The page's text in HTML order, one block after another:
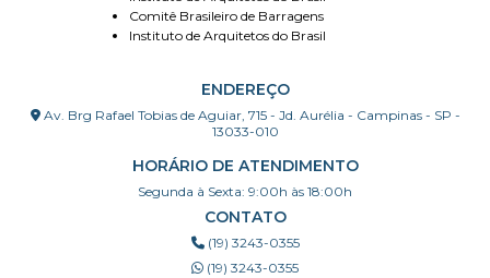
Comitê Brasileiro de Barragens
Instituto de Arquitetos do Brasil
ENDEREÇO
Av. Brg Rafael Tobias de Aguiar, 715 - Jd. Aurélia - Campinas - SP -
13033-010
HORÁRIO DE ATENDIMENTO
Segunda à Sexta: 9:00h às 18:00h
CONTATO
(19) 3243-0355
(19) 3243-0355